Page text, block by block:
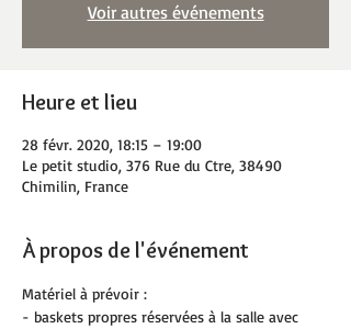
Voir autres événements
Heure et lieu
28 févr. 2020, 18:15 – 19:00
Le petit studio, 376 Rue du Ctre, 38490
Chimilin, France
À propos de l'événement
Matériel à prévoir :
- baskets propres réservées à la salle avec